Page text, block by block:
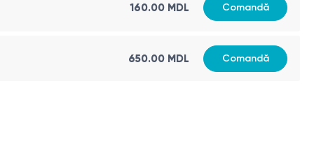
160.00 MDL Comandă
650.00 MDL Comandă